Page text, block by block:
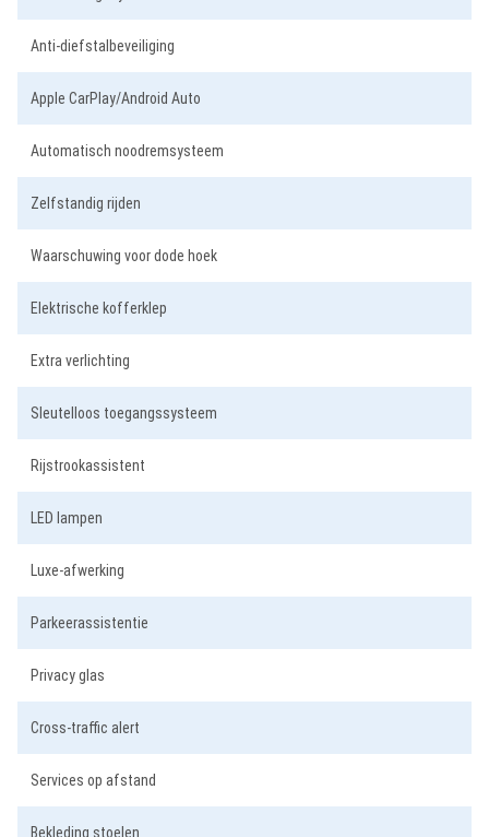
Anti-diefstalbeveiliging
Apple CarPlay/Android Auto
Automatisch noodremsysteem
Zelfstandig rijden
Waarschuwing voor dode hoek
Elektrische kofferklep
Extra verlichting
Sleutelloos toegangssysteem
Rijstrookassistent
LED lampen
Luxe-afwerking
Parkeerassistentie
Privacy glas
Cross-traffic alert
Services op afstand
Bekleding stoelen